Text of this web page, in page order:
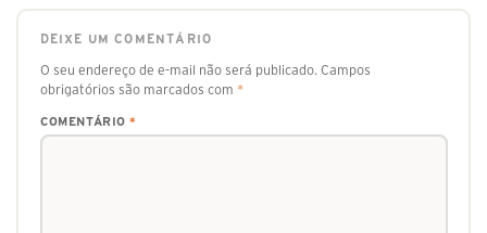
DEIXE UM COMENTÁRIO
O seu endereço de e-mail não será publicado. Campos
obrigatórios são marcados com *
COMENTÁRIO *